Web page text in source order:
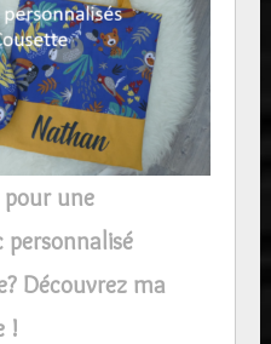
une
personnalisé
Découvrez ma
!